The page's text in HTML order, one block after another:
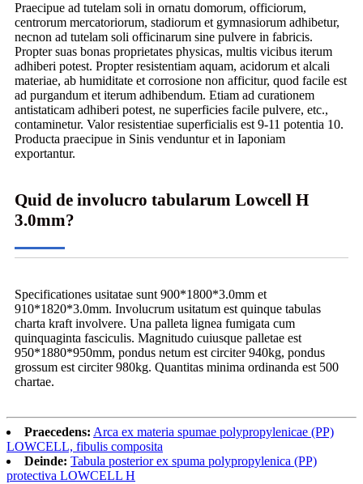
Praecipue ad tutelam soli in ornatu domorum, officiorum,
centrorum mercatoriorum, stadiorum et gymnasiorum adhibetur,
necnon ad tutelam soli officinarum sine pulvere in fabricis.
Propter suas bonas proprietates physicas, multis vicibus iterum
adhiberi potest. Propter resistentiam aquam, acidorum et alcali
materiae, ab humiditate et corrosione non afficitur, quod facile est
ad purgandum et iterum adhibendum. Etiam ad curationem
antistaticam adhiberi potest, ne superficies facile pulvere, etc.,
contaminetur. Valor resistentiae superficialis est 9-11 potentia 10.
Producta praecipue in Sinis venduntur et in Iaponiam
exportantur.
Quid de involucro tabularum Lowcell H
3.0mm?
Specificationes usitatae sunt 900*1800*3.0mm et
910*1820*3.0mm. Involucrum usitatum est quinque tabulas
charta kraft involvere. Una palleta lignea fumigata cum
quinquaginta fasciculis. Magnitudo cuiusque palletae est
950*1880*950mm, pondus netum est circiter 940kg, pondus
grossum est circiter 980kg. Quantitas minima ordinanda est 500
chartae.
Praecedens: Arca ex materia spumae polypropylenicae (PP)
LOWCELL, fibulis composita
Deinde: Tabula posterior ex spuma polypropylenica (PP)
protectiva LOWCELL H